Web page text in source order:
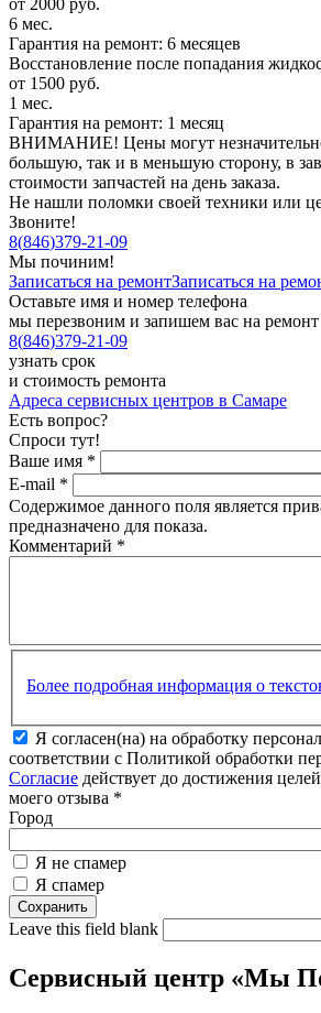
от 2000 руб.
6 мес.
Гарантия на ремонт: 6 месяцев
Восстановление после попадания
от 1500 руб.
1 мес.
Гарантия на ремонт: 1 месяц
ВНИМАНИЕ! Цены могут незначительно
большую, так и в меньшую сторону, в
стоимости запчастей на день заказа.
Не нашли поломки своей техники или
Звоните!
8(846)379-21-09
Мы починим!
Записаться на ремонтЗаписаться на
Оставьте имя и номер телефона
мы перезвоним и запишем вас на ремонт
8(846)379-21-09
узнать срок
и стоимость ремонта
Адреса сервисных центров в Самаре
Есть вопрос?
Спроси тут!
Ваше имя *
E-mail *
Содержимое данного поля является
предназначено для показа.
Комментарий *
Более подробная информация о
Я согласен(на) на обработку
соответствии с Политикой обработки
Согласие действует до достижения
моего отзыва *
Город
Я не спамер
Я спамер
Leave this field blank
Сервисный центр «Мы